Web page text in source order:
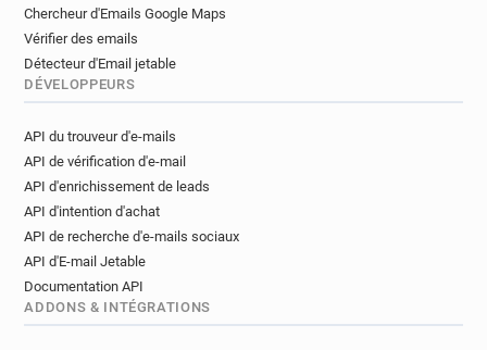
Chercheur d'Emails Google Maps
Vérifier des emails
Détecteur d'Email jetable
DÉVELOPPEURS
API du trouveur d'e-mails
API de vérification d'e-mail
API d'enrichissement de leads
API d'intention d'achat
API de recherche d'e-mails sociaux
API d'E-mail Jetable
Documentation API
ADDONS & INTÉGRATIONS